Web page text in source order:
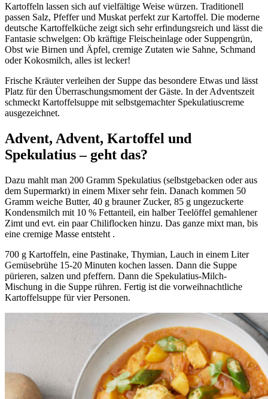
Kartoffeln lassen sich auf vielfältige Weise würzen. Traditionell
passen Salz, Pfeffer und Muskat perfekt zur Kartoffel. Die moderne
deutsche Kartoffelküche zeigt sich sehr erfindungsreich und lässt die
Fantasie schwelgen: Ob kräftige Fleischeinlage oder Suppengrün,
Obst wie Birnen und Äpfel, cremige Zutaten wie Sahne, Schmand
oder Kokosmilch, alles ist lecker!
Frische Kräuter verleihen der Suppe das besondere Etwas und lässt
Platz für den Überraschungsmoment der Gäste. In der Adventszeit
schmeckt Kartoffelsuppe mit selbstgemachter Spekulatiuscreme
ausgezeichnet.
Advent, Advent, Kartoffel und
Spekulatius – geht das?
Dazu mahlt man 200 Gramm Spekulatius (selbstgebacken oder aus
dem Supermarkt) in einem Mixer sehr fein. Danach kommen 50
Gramm weiche Butter, 40 g brauner Zucker, 85 g ungezuckerte
Kondensmilch mit 10 % Fettanteil, ein halber Teelöffel gemahlener
Zimt und evt. ein paar Chiliflocken hinzu. Das ganze mixt man, bis
eine cremige Masse entsteht .
700 g Kartoffeln, eine Pastinake, Thymian, Lauch in einem Liter
Gemüsebrühe 15-20 Minuten kochen lassen. Dann die Suppe
pürieren, salzen und pfeffern. Dann die Spekulatius-Milch-
Mischung in die Suppe rühren. Fertig ist die vorweihnachtliche
Kartoffelsuppe für vier Personen.